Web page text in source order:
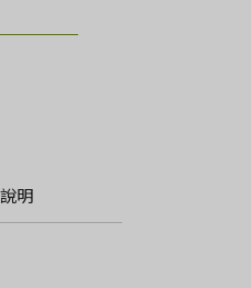
明